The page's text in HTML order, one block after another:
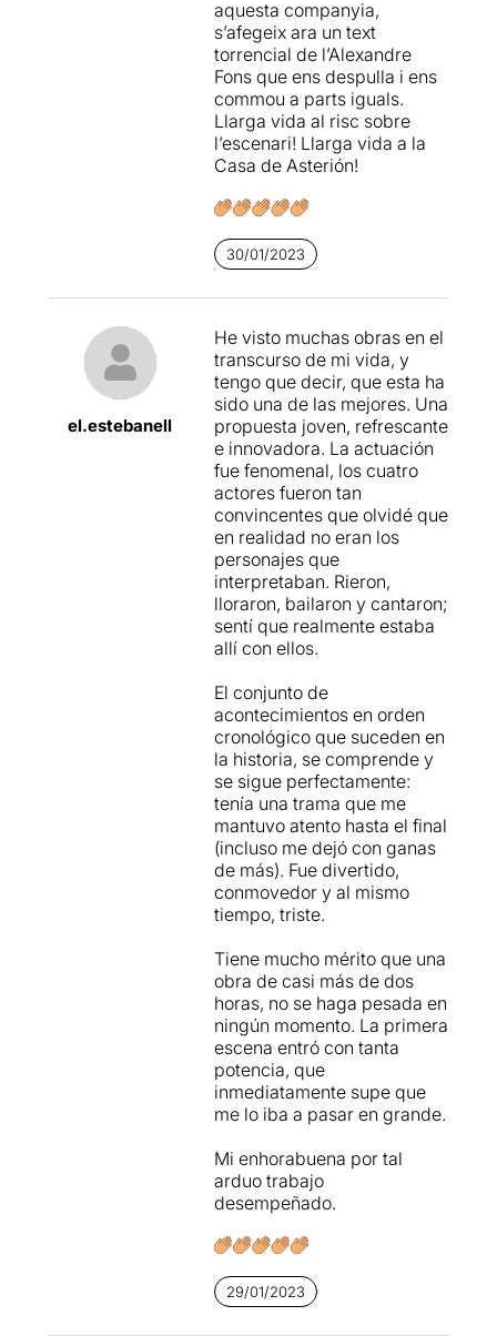
diferents èpoques veient
com el feixisme avança,
evoluciona i els hi afecta.
Però no és només això. És
molt més. Però s’ha de veure
al teatre, a escassos metres
de cada protagonista.
És impossible que deixi
indiferent. La intensitat i el
ritme de la seva història i el
seu muntatge obliga al
permanent amb l’emoció
que viuen i reprodueixen
els i les intèrprets.Laforça
i la passió dels seus
personatges emana dels
seus cossos i les seves
paraules. Son més de dues
hores, però sembla un breu
interludi històric emocional
queneix de les entranyes i
que pretén despertar al
públic de la seva letargia
Júlia Barragan, Albert Miró,
Júlia Morella i Alexandre
Fons es converteixen en un
huracà, un terrabastall que
ho remou tot. La sensació es
que acaben exhausts
després d’entregar-se a
cada personatge que
interpreten, a cada situació i
salt en la història. Totes les
intervencions neixen d’una
voluntat clara de fer arribar
el missatge a l’espectadora i
en això, Fons és un dels
grans exponents d’aquesta
transmissió. No es pot deixar
de mirar la seva expressió i
d’escoltar cada paraula que
articula, perquè en cada
frase hi ha una veritat o
realitat que colpeja més del
que pugui semblar.
La posada en escena consta
d’un sorral que serveix de
base per a la construcció de
El Bancal. Allà es va
edificant cada moment
històric i cada personalitat
que es mostra al públic. No
hi ha cap moment per a la
serenor o la quietud, en tot
moment passen coses a un
aquesta companyia,
s’afegeix ara un text
torrencial de l’Alexandre
Fons que ens despulla i ens
commou a parts iguals.
Llarga vida al risc sobre
l’escenari! Llarga vida a la
Casa de Asterión!
30/01/2023
el.estebanell
He visto muchas obras en el
transcurso de mi vida, y
tengo que decir, que esta ha
sido una de las mejores. Una
propuesta joven, refrescante
e innovadora. La actuación
fue fenomenal, los cuatro
actores fueron tan
convincentes que olvidé que
en realidad no eran los
personajes que
interpretaban. Rieron,
lloraron, bailaron y cantaron;
sentí que realmente estaba
allí con ellos.
El conjunto de
acontecimientos en orden
cronológico que suceden en
la historia, se comprende y
se sigue perfectamente:
tenía una trama que me
mantuvo atento hasta el final
(incluso me dejó con ganas
de más). Fue divertido,
conmovedor y al mismo
tiempo, triste.
Tiene mucho mérito que una
obra de casi más de dos
horas, no se haga pesada en
ningún momento. La primera
escena entró con tanta
potencia, que
inmediatamente supe que
me lo iba a pasar en grande.
Mi enhorabuena por tal
arduo trabajo
desempeñado.
29/01/2023